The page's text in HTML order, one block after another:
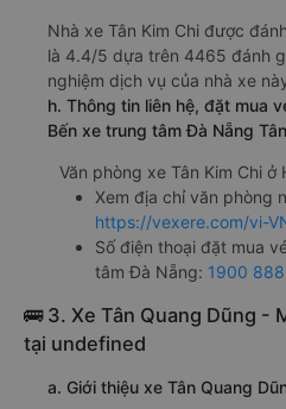
Nhà xe Tân Kim Chi được
là 4.4/5 dựa trên 4465 đánh
nghiệm dịch vụ của nhà xe
h. Thông tin liên hệ, đặt mua
Bến xe trung tâm Đà Nẵng
Văn phòng xe Tân Kim Chi ở
Xem địa chỉ văn phòng
https://vexere.com/vi-
Số điện thoại đặt mua
tâm Đà Nẵng: 1900
🚌 3. Xe Tân Quang Dũng -
tại undefined
a. Giới thiệu xe Tân Quang